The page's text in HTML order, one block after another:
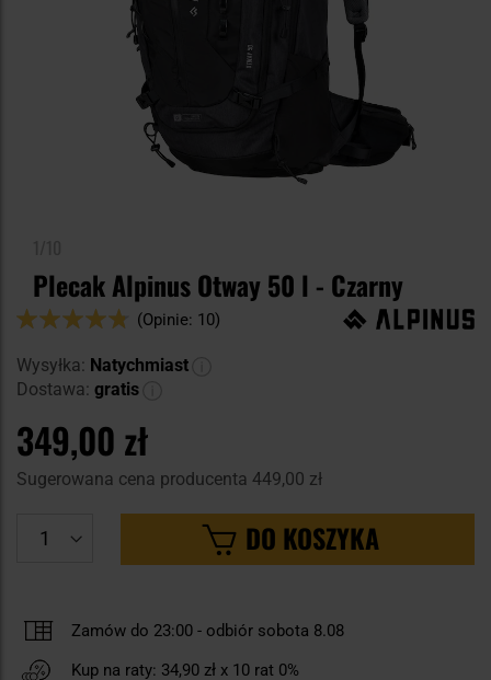
Plecak Alpinus Otway 50 l - Czarny
Ocena:
(Opinie: 10)
Wysyłka: Natychmiast
Dostawa: gratis
349,00 zł
Sugerowana cena producenta 449,00 zł
DO KOSZYKA
Zamów do 23:00 - odbiór sobota 8.08
Kup na raty: 34,90 zł x 10 rat 0%